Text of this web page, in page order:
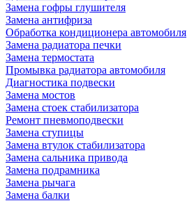
Замена гофры глушителя
Замена антифриза
Обработка кондиционера автомобиля
Замена радиатора печки
Замена термостата
Промывка радиатора автомобиля
Диагностика подвески
Замена мостов
Замена стоек стабилизатора
Ремонт пневмоподвески
Замена ступицы
Замена втулок стабилизатора
Замена сальника привода
Замена подрамника
Замена рычага
Замена балки